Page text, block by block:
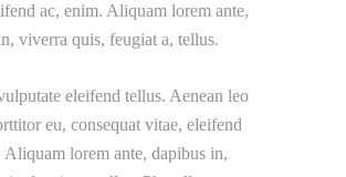
ac, enim. Aliquam lorem ante,
viverra quis, feugiat a, tellus.
eleifend tellus. Aenean leo
eu, consequat vitae, eleifend
Aliquam lorem ante, dapibus in,